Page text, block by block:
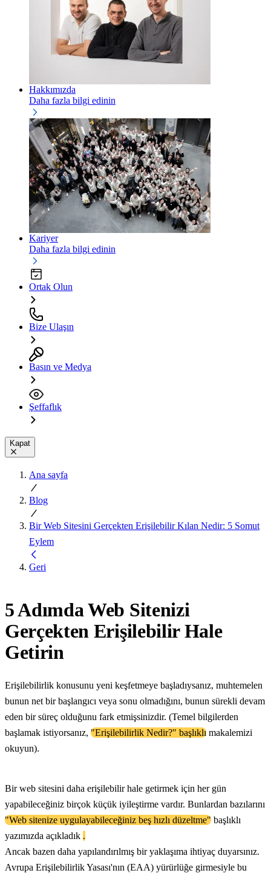
Hakkımızda
Daha fazla bilgi edinin
Kariyer
Daha fazla bilgi edinin
Ortak Olun
Bize Ulaşın
Basın ve Medya
Şeffaflık
Kapat
Ana sayfa
Blog
Bir Web Sitesini Gerçekten Erişilebilir Kılan Nedir: 5 Somut
Eylem
Geri
5 Adımda Web Sitenizi
Gerçekten Erişilebilir Hale
Getirin
Erişilebilirlik konusunu yeni keşfetmeye başladıysanız, muhtemelen
bunun net bir başlangıcı veya sonu olmadığını, bunun sürekli devam
eden bir süreç olduğunu fark etmişsinizdir. (Temel bilgilerden
başlamak istiyorsanız, "Erişilebilirlik Nedir?" başlıklı makalemizi
okuyun).
Bir web sitesini daha erişilebilir hale getirmek için her gün
yapabileceğiniz birçok küçük iyileştirme vardır. Bunlardan bazılarını
"Web sitenize uygulayabileceğiniz beş hızlı düzeltme" başlıklı
yazımızda açıkladık .
Ancak bazen daha yapılandırılmış bir yaklaşıma ihtiyaç duyarsınız.
Avrupa Erişilebilirlik Yasası'nın (EAA) yürürlüğe girmesiyle bu